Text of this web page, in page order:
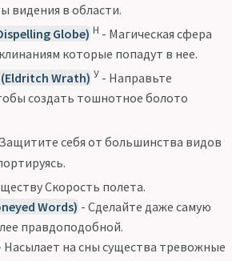
видения в области.
Globe) Н - Магическая сфера
которые попадут в нее.
Wrath) У - Направьте
создать тошнотное болото
себя от большинства видов
Скорость полета.
Words) - Сделайте даже самую
правдоподобной.
Насылает на сны существа тревожные